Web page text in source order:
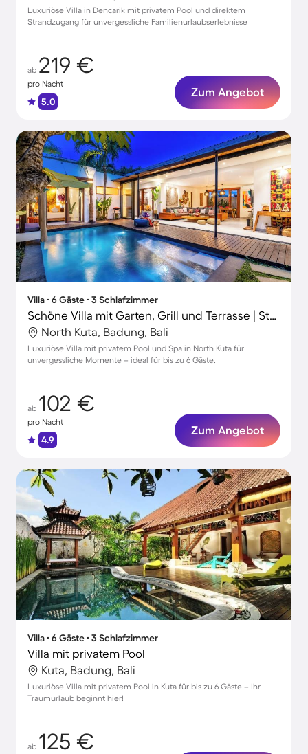
Luxuriöse Villa in Dencarik mit privatem Pool und direktem
Strandzugang für unvergessliche Familienurlaubserlebnisse
ab 219 €
pro Nacht
5.0
Zum Angebot
Villa ∙ 6 Gäste ∙ 3 Schlafzimmer
Schöne Villa mit Garten, Grill und Terrasse | Stadtblick | Perfekt für die Arbeit von Zuhause
North Kuta, Badung, Bali
Luxuriöse Villa mit privatem Pool und Spa in North Kuta für
unvergessliche Momente – ideal für bis zu 6 Gäste.
ab 102 €
pro Nacht
4.9
Zum Angebot
Villa ∙ 6 Gäste ∙ 3 Schlafzimmer
Villa mit privatem Pool
Kuta, Badung, Bali
Luxuriöse Villa mit privatem Pool in Kuta für bis zu 6 Gäste – Ihr
Traumurlaub beginnt hier!
ab 125 €